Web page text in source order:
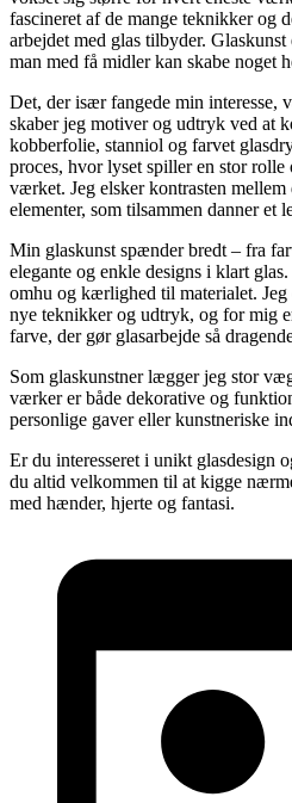
fascineret af de mange teknikker og
arbejdet med glas tilbyder.
man med få midler kan skabe noget
Det, der især fangede min interesse,
skaber jeg motiver og udtryk ved at
kobberfolie, stanniol og farvet
proces, hvor lyset spiller en stor
værket. Jeg elsker kontrasten mellem
elementer, som tilsammen danner et
Min glaskunst spænder bredt – fra
elegante og enkle designs i klart
omhu og kærlighed til materialet. Jeg
nye teknikker og udtryk, og for mig
farve, der gør glasarbejde så
Som glaskunstner lægger jeg stor
værker er både dekorative og
personlige gaver eller kunstneriske
Er du interesseret i unikt glasdesign
du altid velkommen til at kigge
med hænder, hjerte og fantasi.